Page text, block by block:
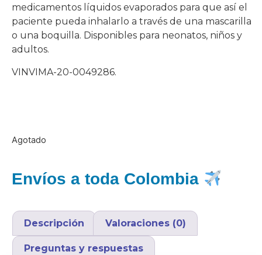
medicamentos líquidos evaporados para que así el
paciente pueda inhalarlo a través de una mascarilla
o una boquilla. Disponibles para neonatos, niños y
adultos.
VINVIMA-20-0049286.
Agotado
Envíos a toda Colombia
Descripción Valoraciones (0)
Preguntas y respuestas